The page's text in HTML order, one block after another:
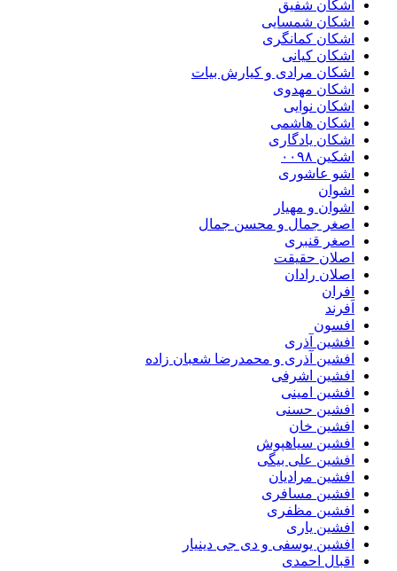
اشکان شفیق
اشکان شمسایی
اشکان‌ کمانگری
اشکان کیانی
اشکان مرادی و کیارش بیات
اشکان مهدوی
اشکان نوایی
اشکان هاشمی
اشکان یادگاری
اشکین ۰۰۹۸
اشو عاشوری
اشوان
اشوان و مهیار
اصغر جمال و محسن جمال
اصغر قنبری
اصلان حقیقت
اصلان رادان
افران
اَفرند
افسون
افشین آذری
افشین آذری و محمدرضا شعبان زاده
افشین اشرفی
افشین امینی
افشین حسنی
افشین خان
افشین سیاهپوش
افشین علی بیگی
افشین مرادیان
افشین مسافری
افشین مظفری
افشین یاری
افشین یوسفی و دی جی دینیار
اقبال احمدی